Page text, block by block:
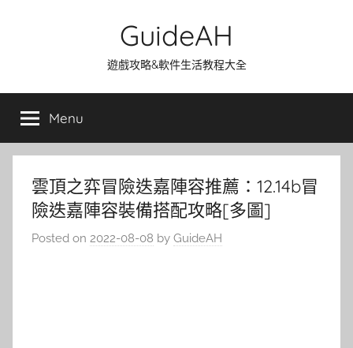
GuideAH
遊戲攻略&軟件生活教程大全
Menu
雲頂之弈冒險迭嘉陣容推薦：12.14b冒
險迭嘉陣容裝備搭配攻略[多圖]
Posted on 2022-08-08 by GuideAH